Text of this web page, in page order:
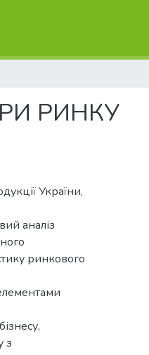
РИНКУ
України,
аналіз
ринкового
з